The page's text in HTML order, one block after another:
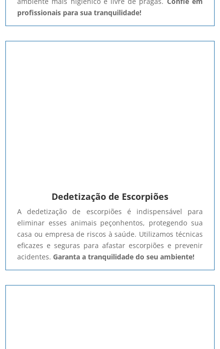
profissionais para sua tranquilidade!
Dedetização de Escorpiões
A dedetização de escorpiões é indispensável para
eliminar esses animais peçonhentos, protegendo sua
casa ou empresa de riscos à saúde. Utilizamos técnicas
eficazes e seguras para afastar escorpiões e prevenir
acidentes. Garanta a tranquilidade do seu ambiente!